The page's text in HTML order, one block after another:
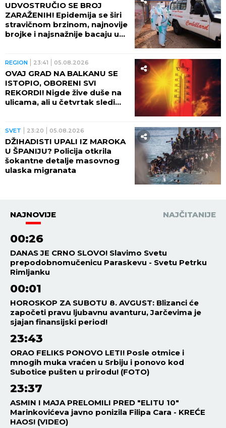
UDVOSTRUČIO SE BROJ
ZARAŽENIH! Epidemija se širi
stravičnom brzinom, najnovije
brojke i najsnažnije bacaju u
REGION 23:41 05.08.2026
OVAJ GRAD NA BALKANU SE
ISTOPIO, OBORENI SVI
REKORDI! Nigde žive duše na
ulicama, ali u četvrtak sledi
SVET 23:20 05.08.2026
DŽIHADISTI UPALI IZ MAROKA
U ŠPANIJU? Policija otkrila
šokantne detalje masovnog
ulaska migranata
NAJNOVIJE NAJČITANIJE
00:26
DANAS JE CRNO SLOVO! Slavimo Svetu
prepodobnomučenicu Paraskevu - Svetu Petrku
Rimljanku
00:01
HOROSKOP ZA SUBOTU 8. AVGUST: Blizanci će
započeti pravu ljubavnu avanturu, Jarčevima je
sjajan finansijski period!
23:43
ORAO FELIKS PONOVO LETI! Posle otmice i
mnogih muka vraćen u Srbiju i ponovo kod
Subotice pušten u prirodu! (FOTO)
23:37
ASMIN I MAJA PRELOMILI PRED "ELITU 10"
Marinkovićeva javno ponizila Filipa Cara - KREĆE
HAOS! (VIDEO)